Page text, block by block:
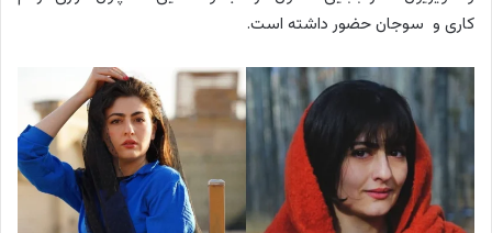
کاری و سوجان حضور داشته است.
ر
ی
س